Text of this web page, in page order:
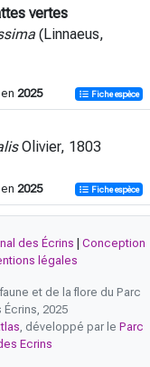
vertes
(Linnaeus,
2025 Fiche espèce
Olivier, 1803
2025 Fiche espèce
(Scopoli, 1763)
(Fabricius, 1792)
des Écrins
Conception
légales
et de la flore du Parc
2025
, développé par le Parc
Ecrins